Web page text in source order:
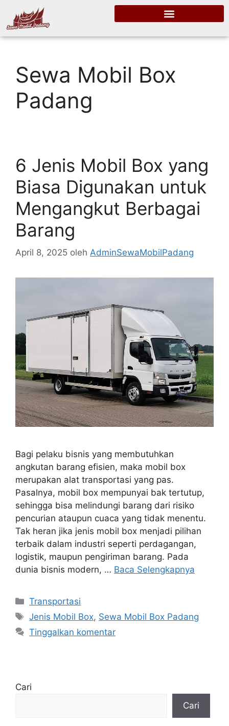
Sewa Mobil Box
Padang
6 Jenis Mobil Box yang
Biasa Digunakan untuk
Mengangkut Berbagai
Barang
April 8, 2025 oleh AdminSewaMobilPadang
Bagi pelaku bisnis yang membutuhkan
angkutan barang efisien, maka mobil box
merupakan alat transportasi yang pas.
Pasalnya, mobil box mempunyai bak tertutup,
sehingga bisa melindungi barang dari risiko
pencurian ataupun cuaca yang tidak menentu.
Tak heran jika jenis mobil box menjadi pilihan
terbaik dalam industri seperti perdagangan,
logistik, maupun pengiriman barang. Pada
dunia bisnis modern, … Baca Selengkapnya
Transportasi
Jenis Mobil Box, Sewa Mobil Box Padang
Tinggalkan komentar
Cari
Cari